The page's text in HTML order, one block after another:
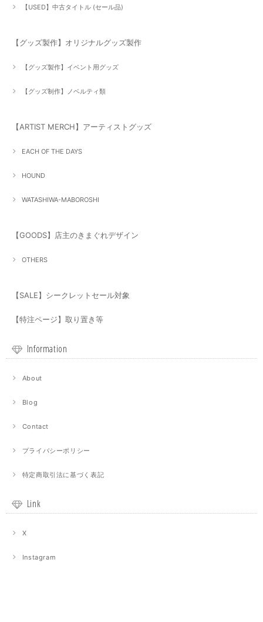
【USED】中古タイトル (セール品)
【グッズ製作】オリジナルグッズ製作
【グッズ製作】イベント用グッズ
【グッズ制作】ノベルティ類
【ARTIST MERCH】アーティストグッズ
EACH OF THE DAYS
HOUND
WATASHIWA-MABOROSHI
【GOODS】店主のきまぐれデザイン
OTHERS
【SALE】シークレットセール対象
【特注ページ】取り置き等
Information
About
Blog
Contact
プライバシーポリシー
特定商取引法に基づく表記
Link
X
Instagram